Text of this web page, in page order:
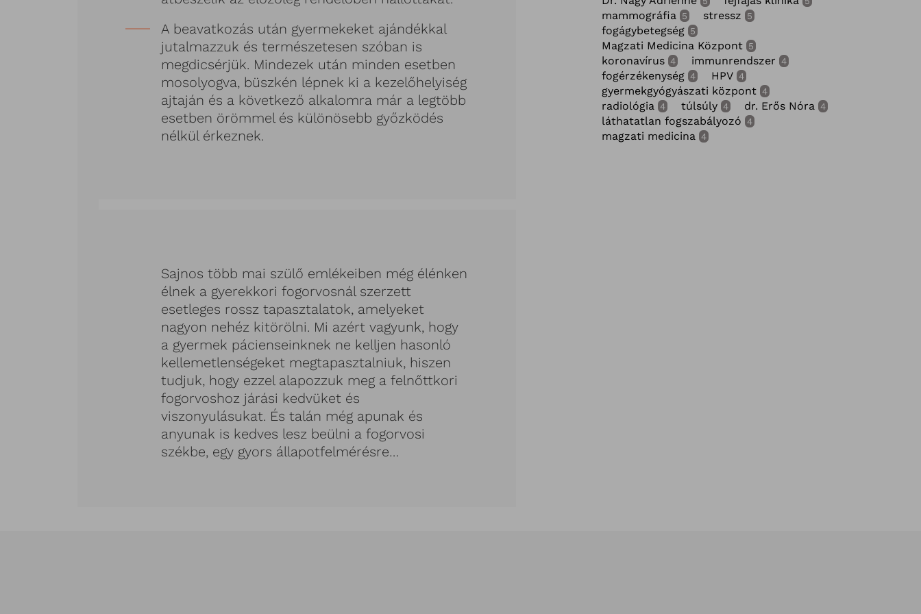
A beavatkozás után gyermekeket ajándékkal
jutalmazzuk és természetesen szóban is
megdicsérjük. Mindezek után minden esetben
mosolyogva, büszkén lépnek ki a kezelőhelyiség
ajtaján és a következő alkalomra már a legtöbb
esetben örömmel és különösebb győzködés
nélkül érkeznek.
Sajnos több mai szülő emlékeiben még élénken
élnek a gyerekkori fogorvosnál szerzett
esetleges rossz tapasztalatok, amelyeket
nagyon nehéz kitörölni. Mi azért vagyunk, hogy
a gyermek pácienseinknek ne kelljen hasonló
kellemetlenségeket megtapasztalniuk, hiszen
tudjuk, hogy ezzel alapozzuk meg a felnőttkori
fogorvoshoz járási kedvüket és
viszonyulásukat. És talán még apunak és
anyunak is kedves lesz beülni a fogorvosi
székbe, egy gyors állapotfelmérésre…
mammográfia 5 stressz 5
fogágybetegség 5
Magzati Medicina Központ 5
koronavírus 4 immunrendszer 4
fogérzékenység 4 HPV 4
gyermekgyógyászati központ 4
radiológia 4 túlsúly 4 dr. Erős Nóra 4
láthatatlan fogszabályozó 4
magzati medicina 4